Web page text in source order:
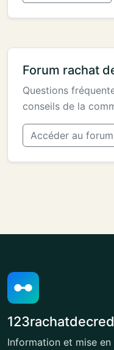
Forum rachat
Questions
conseils de la
Accéder au forum
Information et mise